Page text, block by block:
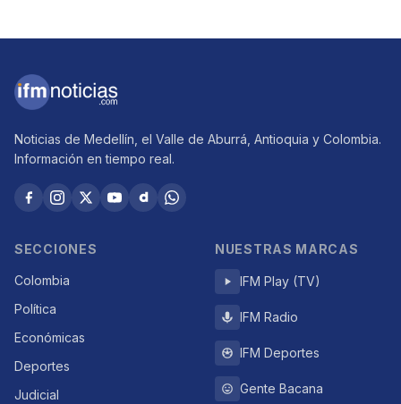
Noticias de Medellín, el Valle de Aburrá, Antioquia y Colombia.
Información en tiempo real.
SECCIONES
Colombia
Política
Económicas
Deportes
Judicial
NUESTRAS MARCAS
IFM Play (TV)
IFM Radio
IFM Deportes
Gente Bacana